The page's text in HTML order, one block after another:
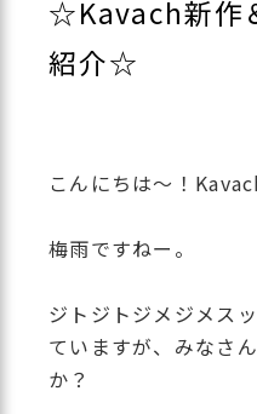
☆Kavach新作
紹介☆
こんにちは～！
梅雨ですねー。
ジトジトジメジメス
ていますが、みなさ
か？